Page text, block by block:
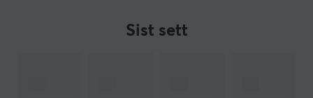
Sist sett